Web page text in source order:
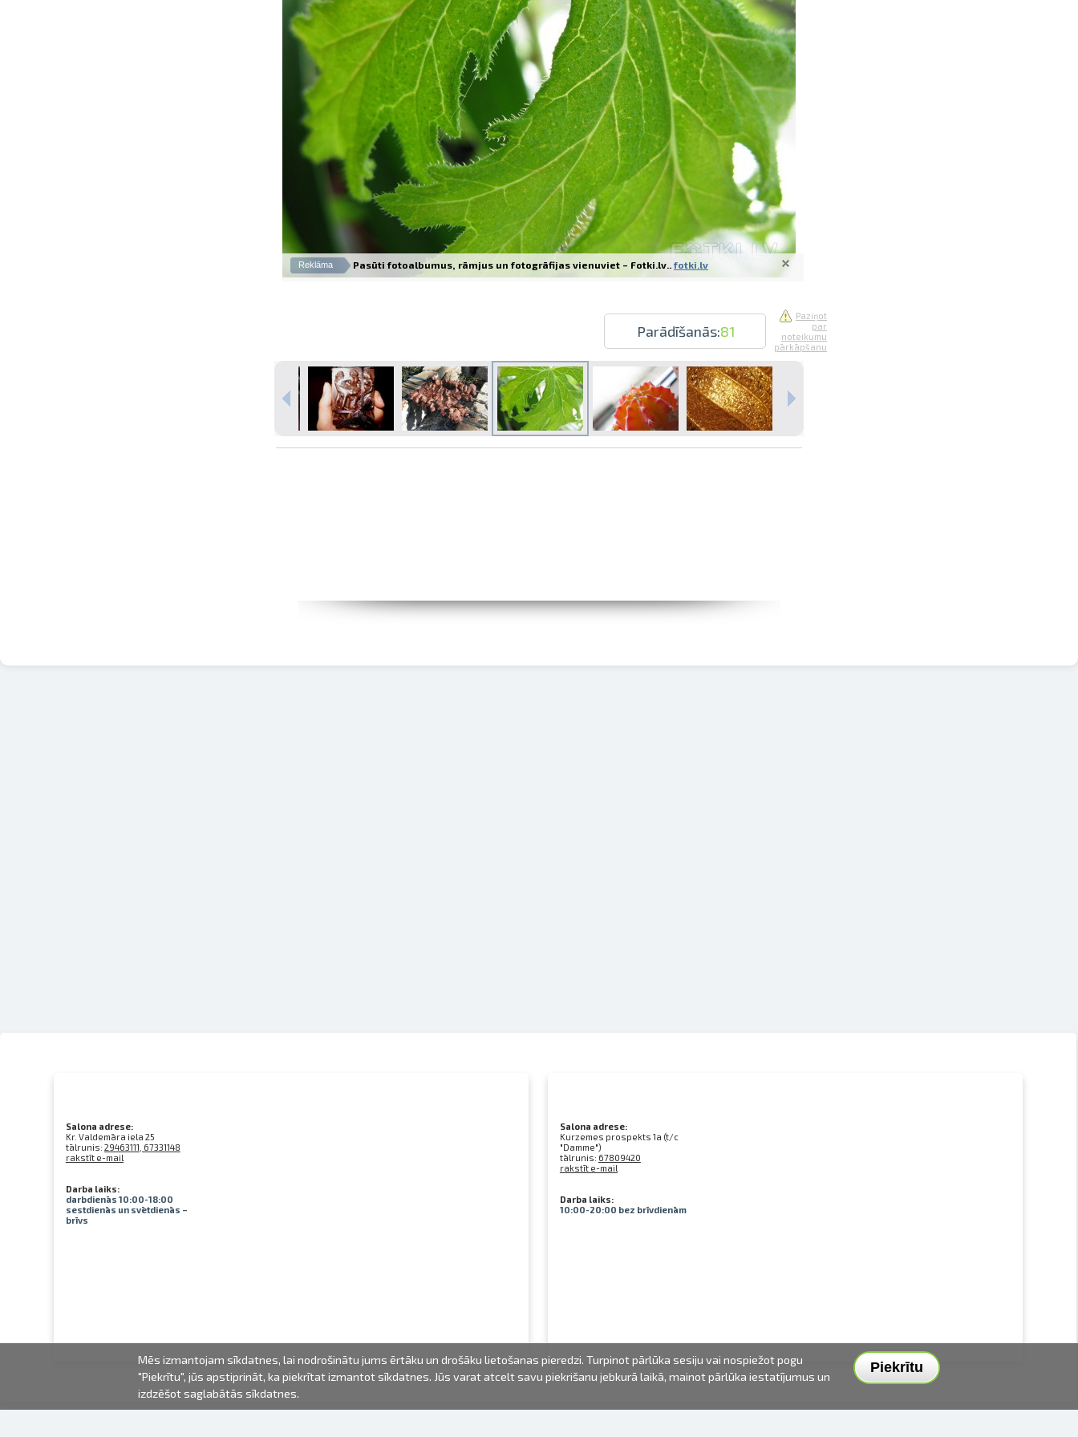
Izdrukas 1h laikā Rīgā – pasūtiet tiešsaistē
Dažādi formāti un papīra veidi jūsu foto
Piegāde visā Latvijā vai saņemšana klātienē
Reklāma Pasūti fotoalbumus, rāmjus un fotogrāfijas vienuviet – Fotki.lv.. fotki.lv
Parādīšanās:81
Paziņot
par
noteikumu
pārkāpšanu
Salona adrese:
Kr. Valdemāra iela 25
tālrunis: 29463111, 67331148
rakstīt e-mail
Darba laiks:
darbdienās 10:00-18:00
sestdienās un svētdienās –
brīvs
Salona adrese:
Kurzemes prospekts 1a (t/c
"Damme")
tālrunis: 67809420
rakstīt e-mail
Darba laiks:
10:00-20:00 bez brīvdienām
Piekrītu
Mēs izmantojam sīkdatnes, lai nodrošinātu jums ērtāku un drošāku lietošanas pieredzi. Turpinot pārlūka sesiju vai nospiežot pogu
"Piekrītu", jūs apstiprināt, ka piekrītat izmantot sīkdatnes. Jūs varat atcelt savu piekrišanu jebkurā laikā, mainot pārlūka iestatījumus un
izdzēšot saglabātās sīkdatnes.